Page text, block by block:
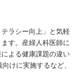
ラシー向上」と気軽
す。産婦人科医師に
よる健康課題の違い
けに実施するなど、